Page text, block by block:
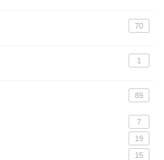
70
1
89
7
19
15